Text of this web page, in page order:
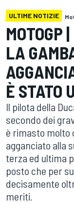
ULTIME NOTIZIE
MOTOGP
LA
È STATO
Il pilota della
secondo dei
è rimasto molto
agganciato alla
terza ed ultima
posto che per
decisamente
meriti.